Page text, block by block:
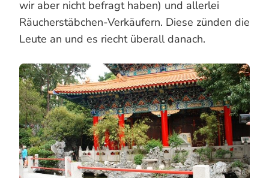
wir aber nicht befragt haben) und allerlei
Räucherstäbchen-Verkäufern. Diese zünden die
Leute an und es riecht überall danach.